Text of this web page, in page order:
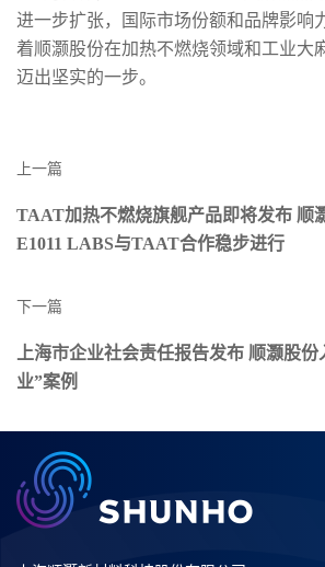
进一步扩张，国际市场份额和品牌影响
着顺灏股份在加热不燃烧领域和工业大
迈出坚实的一步。
上一篇
TAAT加热不燃烧旗舰产品即将发布 顺
E1011 LABS与TAAT合作稳步进行
下一篇
上海市企业社会责任报告发布 顺灏股
业”案例